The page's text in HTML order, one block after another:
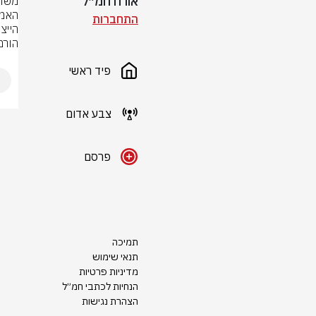
התחברות
פיד ראשי
צבע אדום
פרסם
תמיכה
תנאי שימוש
מדיניות פרטיות
הנחיות לכתבי חמ״ל
הצהרת נגישות